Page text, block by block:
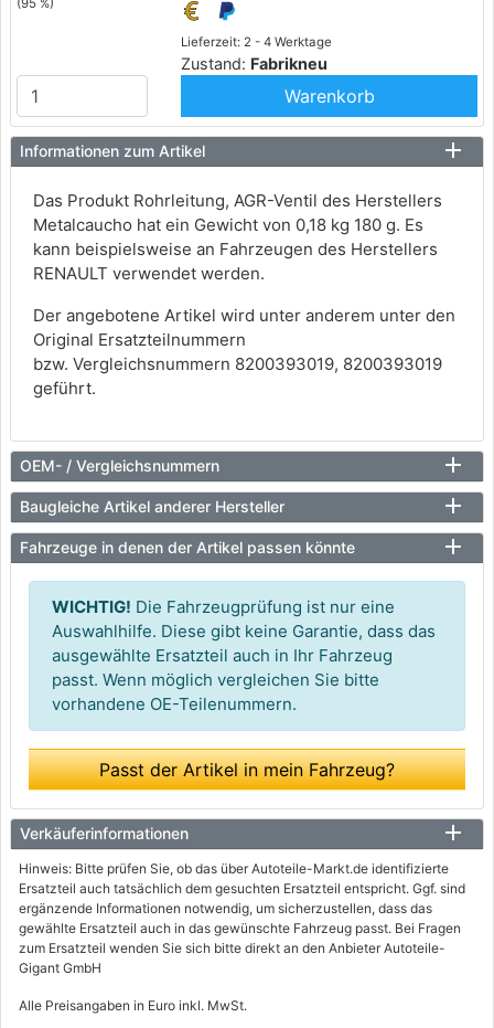
(95 %)
Lieferzeit: 2 - 4 Werktage
Zustand: Fabrikneu
Warenkorb
Informationen zum Artikel
Das Produkt Rohrleitung, AGR-Ventil des Herstellers
Metalcaucho hat ein Gewicht von 0,18 kg 180 g. Es
kann beispielsweise an Fahrzeugen des Herstellers
RENAULT verwendet werden.
Der angebotene Artikel wird unter anderem unter den
Original Ersatzteilnummern
bzw. Vergleichsnummern 8200393019, 8200393019
geführt.
OEM- / Vergleichsnummern
Baugleiche Artikel anderer Hersteller
Fahrzeuge in denen der Artikel passen könnte
WICHTIG! Die Fahrzeugprüfung ist nur eine
Auswahlhilfe. Diese gibt keine Garantie, dass das
ausgewählte Ersatzteil auch in Ihr Fahrzeug
passt. Wenn möglich vergleichen Sie bitte
vorhandene OE-Teilenummern.
Passt der Artikel in mein Fahrzeug?
Verkäuferinformationen
Hinweis: Bitte prüfen Sie, ob das über Autoteile-Markt.de identifizierte
Ersatzteil auch tatsächlich dem gesuchten Ersatzteil entspricht. Ggf. sind
ergänzende Informationen notwendig, um sicherzustellen, dass das
gewählte Ersatzteil auch in das gewünschte Fahrzeug passt. Bei Fragen
zum Ersatzteil wenden Sie sich bitte direkt an den Anbieter Autoteile-
Gigant GmbH
Alle Preisangaben in Euro inkl. MwSt.